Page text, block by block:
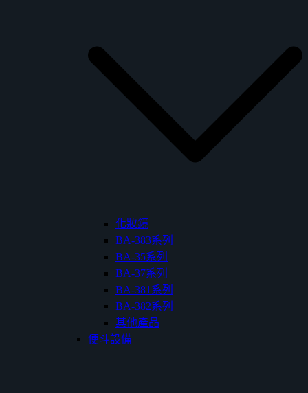
化妝鏡
BA-383系列
BA-35系列
BA-37系列
BA-381系列
BA-382系列
其他產品
便斗設備